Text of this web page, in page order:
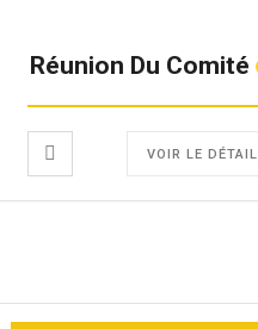
Réunion Du Comité
VOIR LE DÉTAIL